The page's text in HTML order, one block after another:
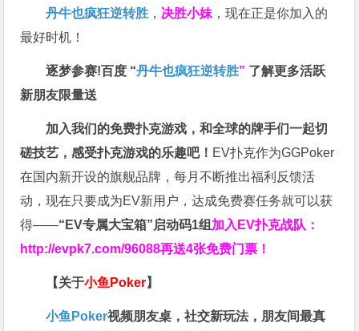
丹牛也疯狂逆转胜 ， 决胜小妹 ，现在正是你加入的
最好时机！
逐梦参赛!百度 “丹牛也疯狂逆转胜” 了解更多活跃
新朋友限量送
加入我们的免费扑克游戏，和全球的牌手们一起切
磋技艺，感受扑克游戏的乐趣吧！ EV扑克作为GGPoker
在国内新开设的旗舰品牌，每月不断推出福利反馈活
动，现在只要成为EV新用户，达成免费赛任务就可以获
得——“EV专属大宝箱”启动码1组 加入EV扑克战队：
http://evpk7.com/96088再送4张免费门票！
【关于小鱼Poker】
小鱼Poker视频朋友桌，社交新玩法，朋友间最真